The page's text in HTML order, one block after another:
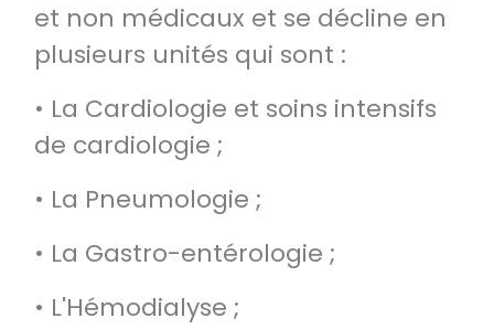
et non médicaux et se décline en
plusieurs unités qui sont :
• La Cardiologie et soins intensifs
de cardiologie ;
• La Pneumologie ;
• La Gastro-entérologie ;
• L'Hémodialyse ;